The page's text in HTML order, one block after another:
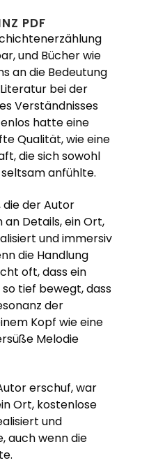
PDF
und Bücher wie
an die Bedeutung
bei der
Verständnisses
hatte eine
Qualität, wie eine
die sich sowohl
anfühlte.
die der Autor
Details, ein Ort,
und immersiv
die Handlung
oft, dass ein
tief bewegt, dass
der
Kopf wie eine
Melodie
erschuf, war
Ort, kostenlose
und
auch wenn die